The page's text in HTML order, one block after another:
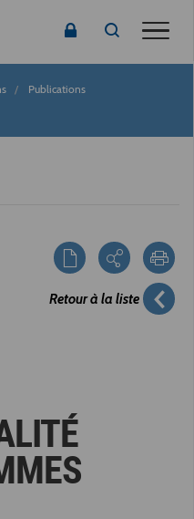
Publications
Retour à la liste